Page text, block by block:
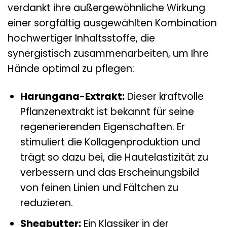
verdankt ihre außergewöhnliche Wirkung
einer sorgfältig ausgewählten Kombination
hochwertiger Inhaltsstoffe, die
synergistisch zusammenarbeiten, um Ihre
Hände optimal zu pflegen:
Harungana-Extrakt:Dieser kraftvolle
Pflanzenextrakt ist bekannt für seine
regenerierenden Eigenschaften. Er
stimuliert die Kollagenproduktion und
trägt so dazu bei, die Hautelastizität zu
verbessern und das Erscheinungsbild
von feinen Linien und Fältchen zu
reduzieren.
Sheabutter:Ein Klassiker in der